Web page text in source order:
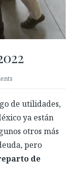
de utilidades,
ya están
otros más
pero
de